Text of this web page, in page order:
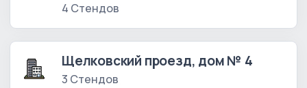
4 Стендов
Щелковский проезд, дом № 4
3 Стендов